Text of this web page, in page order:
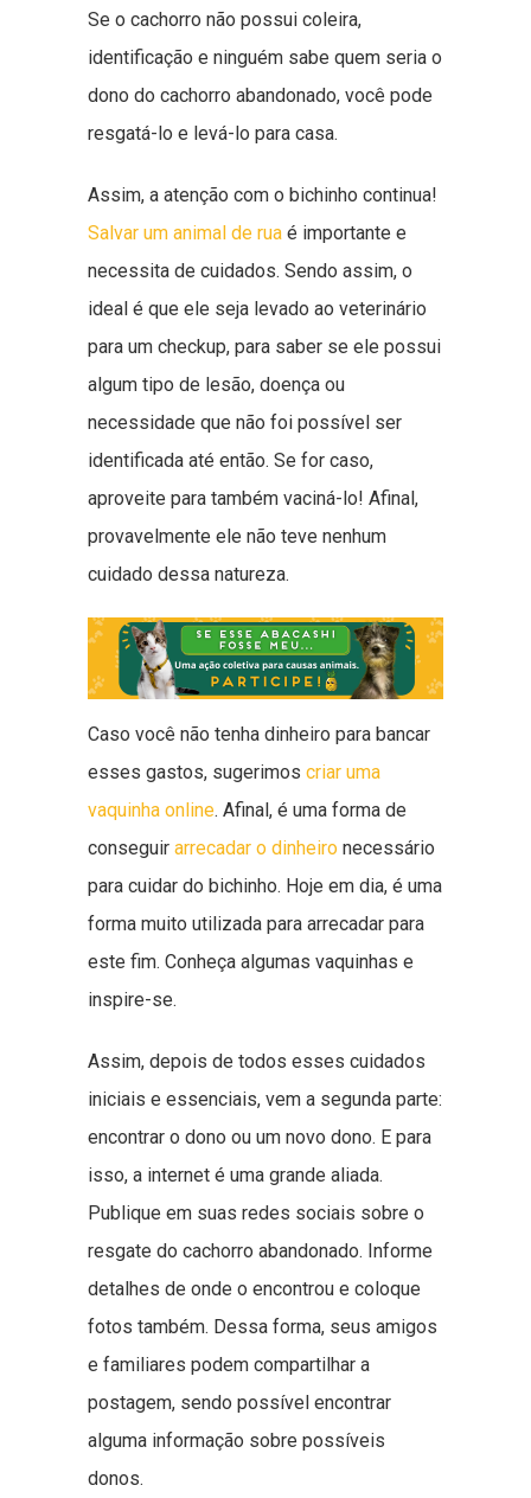
Se o cachorro não possui coleira,
identificação e ninguém sabe quem seria o
dono do cachorro abandonado, você pode
resgatá-lo e levá-lo para casa.
Assim, a atenção com o bichinho continua!
Salvar um animal de rua é importante e
necessita de cuidados. Sendo assim, o
ideal é que ele seja levado ao veterinário
para um checkup, para saber se ele possui
algum tipo de lesão, doença ou
necessidade que não foi possível ser
identificada até então. Se for caso,
aproveite para também vaciná-lo! Afinal,
provavelmente ele não teve nenhum
cuidado dessa natureza.
Caso você não tenha dinheiro para bancar
esses gastos, sugerimos criar uma
vaquinha online. Afinal, é uma forma de
conseguir arrecadar o dinheiro necessário
para cuidar do bichinho. Hoje em dia, é uma
forma muito utilizada para arrecadar para
este fim. Conheça algumas vaquinhas e
inspire-se.
Assim, depois de todos esses cuidados
iniciais e essenciais, vem a segunda parte:
encontrar o dono ou um novo dono. E para
isso, a internet é uma grande aliada.
Publique em suas redes sociais sobre o
resgate do cachorro abandonado. Informe
detalhes de onde o encontrou e coloque
fotos também. Dessa forma, seus amigos
e familiares podem compartilhar a
postagem, sendo possível encontrar
alguma informação sobre possíveis
donos.